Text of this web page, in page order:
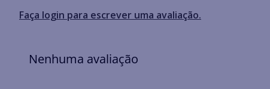
Faça login para escrever uma avaliação.
Nenhuma avaliação